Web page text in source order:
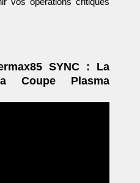
SYNC : La
Coupe Plasma